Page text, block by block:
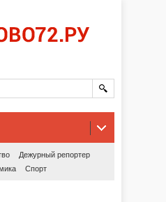
Дежурный репортер
Спорт